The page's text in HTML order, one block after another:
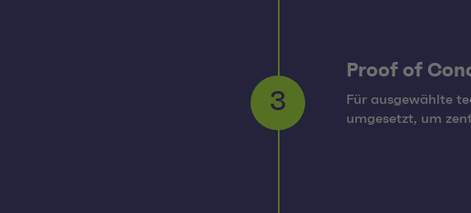
Proof of
Für ausgewählte
umgesetzt, um